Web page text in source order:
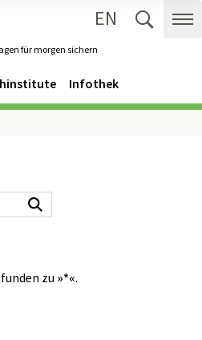
für morgen sichern
EN
Infothek
zu »*«.